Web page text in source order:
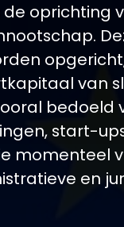
de oprichting
van
bedoeld
start-
momenteel
en